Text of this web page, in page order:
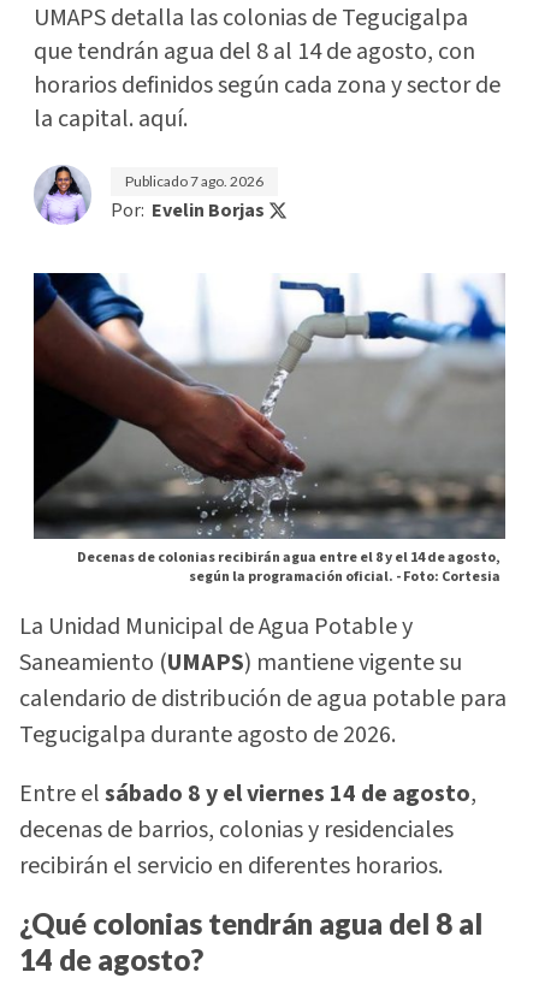
UMAPS detalla las colonias de Tegucigalpa
que tendrán agua del 8 al 14 de agosto, con
horarios definidos según cada zona y sector de
la capital. aquí.
Publicado7 ago. 2026
Por: Evelin Borjas
Decenas de colonias recibirán agua entre el 8 y el 14 de agosto,
según la programación oficial. -Foto: Cortesia
La Unidad Municipal de Agua Potable y
Saneamiento (UMAPS) mantiene vigente su
calendario de distribución de agua potable para
Tegucigalpa durante agosto de 2026.
Entre elsábado 8 y el viernes 14 de agosto,
decenas de barrios, colonias y residenciales
recibirán el servicio en diferentes horarios.
¿Qué colonias tendrán agua del 8 al
14 de agosto?